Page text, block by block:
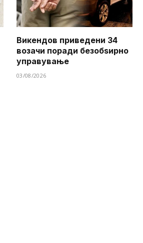
Викендов приведени 34
возачи поради безобѕирно
управување
03/08/2026